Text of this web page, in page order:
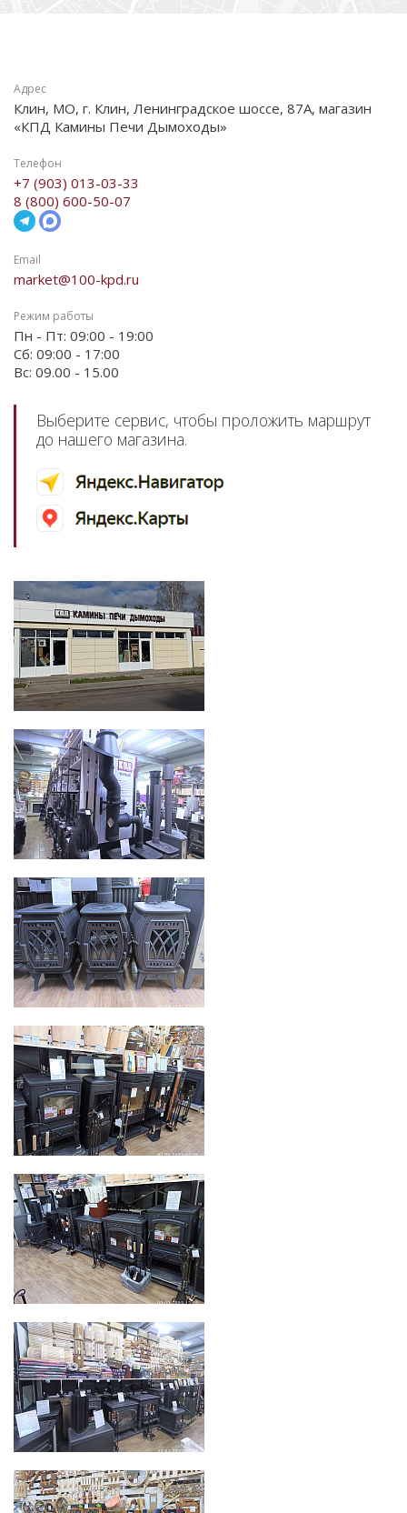
Адрес
Клин, МО, г. Клин, Ленинградское шоссе, 87А, магазин
«КПД Камины Печи Дымоходы»
Телефон
+7 (903) 013-03-33
8 (800) 600-50-07
Email
market@100-kpd.ru
Режим работы
Пн - Пт: 09:00 - 19:00
Сб: 09:00 - 17:00
Вс: 09.00 - 15.00
Выберите сервис, чтобы проложить маршрут
до нашего магазина.